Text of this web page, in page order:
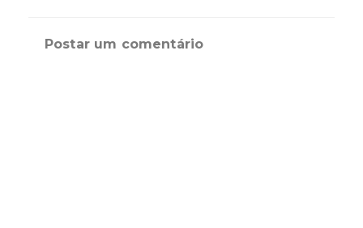
Postar um comentário